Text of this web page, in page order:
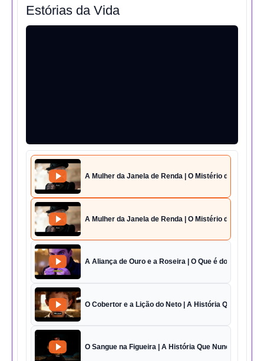
Estórias da Vida
A Mulher da Janela de Renda | O Mistério da Casa 42
A Mulher da Janela de Renda | O Mistério da Casa 42
A Aliança de Ouro e a Roseira | O Que é do Amor
O Cobertor e a Lição do Neto | A História Que Vai Te
O Sangue na Figueira | A História Que Nunca Foi